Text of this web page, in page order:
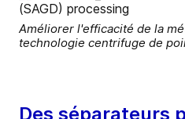
Améliorer l'efficacité de la
technologie centrifuge de
Des séparateurs